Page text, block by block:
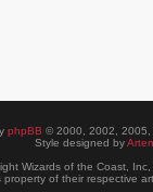
phpBB © 2000, 2002, 2005,
Style designed by
Wizards of the Coast,
property of their respective